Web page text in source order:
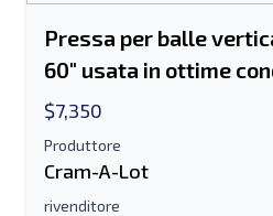
Pressa per balle
60" usata in ottime
$7,350
Produttore
Cram-A-Lot
rivenditore